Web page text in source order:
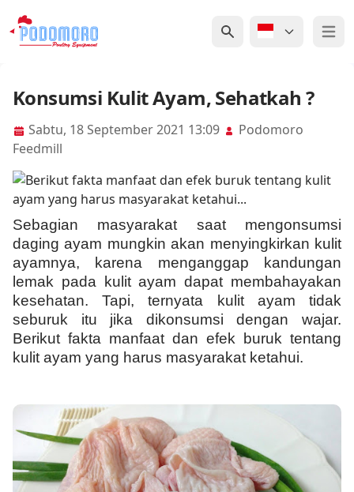
Open
Konsumsi Kulit Ayam, Sehatkah ?
Sabtu, 18 September 2021 13:09
Podomoro
Feedmill
Sebagian masyarakat saat mengonsumsi
daging ayam mungkin akan menyingkirkan kulit
ayamnya, karena menganggap kandungan
lemak pada kulit ayam dapat membahayakan
kesehatan. Tapi, ternyata kulit ayam tidak
seburuk itu jika dikonsumsi dengan wajar.
Berikut fakta manfaat dan efek buruk tentang
kulit ayam yang harus masyarakat ketahui.